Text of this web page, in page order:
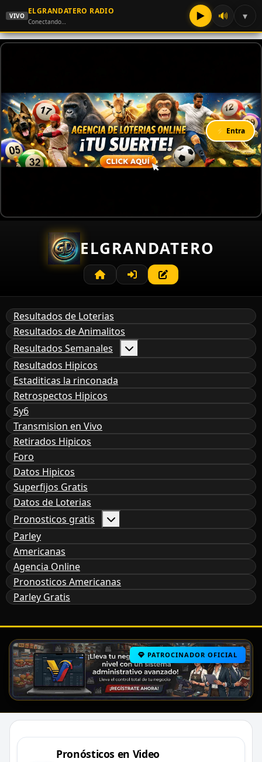
VIVO
ELGRANDATERO RADIO
Conectando… ▶ 🔊 ▾
⚡ Entra
ELGRANDATERO
Resultados de Loterias
Resultados de Animalitos
Resultados Semanales
Resultados Hipicos
Estaditicas la rinconada
Retrospectos Hipicos
5y6
Transmision en Vivo
Retirados Hipicos
Foro
Datos Hipicos
Superfijos Gratis
Datos de Loterias
Pronosticos gratis
Parley
Americanas
Agencia Online
Pronosticos Americanas
Parley Gratis
PATROCINADOR OFICIAL
PATROCINADOR OFICIAL
Pronósticos en Video